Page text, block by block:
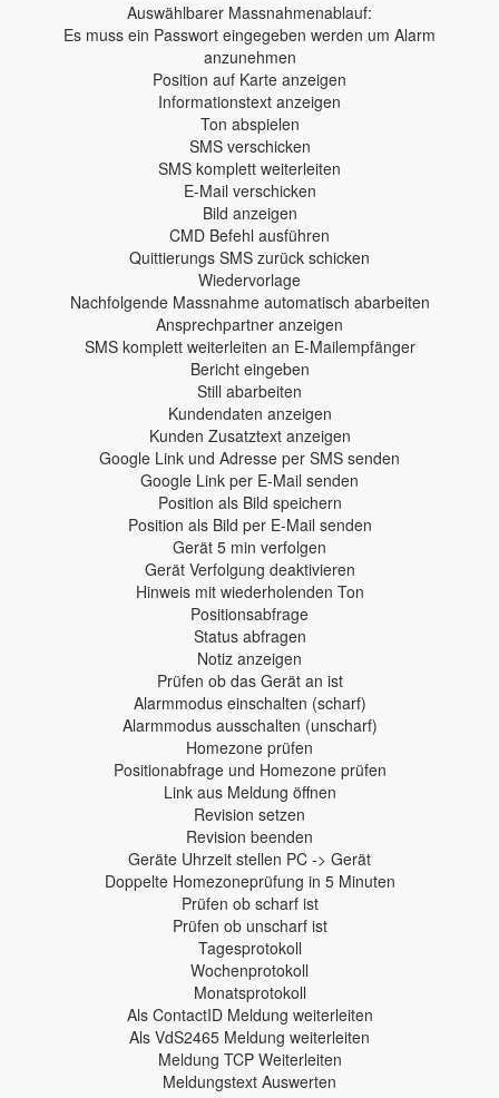
Auswählbarer Massnahmenablauf:
Es muss ein Passwort eingegeben werden um Alarm
anzunehmen
Position auf Karte anzeigen
Informationstext anzeigen
Ton abspielen
SMS verschicken
SMS komplett weiterleiten
E-Mail verschicken
Bild anzeigen
CMD Befehl ausführen
Quittierungs SMS zurück schicken
Wiedervorlage
Nachfolgende Massnahme automatisch abarbeiten
Ansprechpartner anzeigen
SMS komplett weiterleiten an E-Mailempfänger
Bericht eingeben
Still abarbeiten
Kundendaten anzeigen
Kunden Zusatztext anzeigen
Google Link und Adresse per SMS senden
Google Link per E-Mail senden
Position als Bild speichern
Position als Bild per E-Mail senden
Gerät 5 min verfolgen
Gerät Verfolgung deaktivieren
Hinweis mit wiederholenden Ton
Positionsabfrage
Status abfragen
Notiz anzeigen
Prüfen ob das Gerät an ist
Alarmmodus einschalten (scharf)
Alarmmodus ausschalten (unscharf)
Homezone prüfen
Positionabfrage und Homezone prüfen
Link aus Meldung öffnen
Revision setzen
Revision beenden
Geräte Uhrzeit stellen PC -> Gerät
Doppelte Homezoneprüfung in 5 Minuten
Prüfen ob scharf ist
Prüfen ob unscharf ist
Tagesprotokoll
Wochenprotokoll
Monatsprotokoll
Als ContactID Meldung weiterleiten
Als VdS2465 Meldung weiterleiten
Meldung TCP Weiterleiten
Meldungstext Auswerten